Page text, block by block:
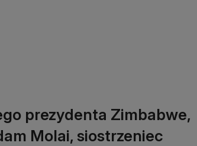
prezydenta Zimbabwe,
Molai, siostrzeniec